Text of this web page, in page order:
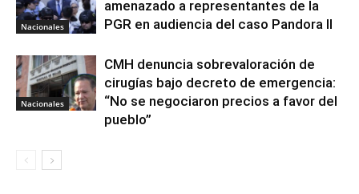
Nacionales
amenazado a representantes de la
PGR en audiencia del caso Pandora II
Nacionales
CMH denuncia sobrevaloración de
cirugías bajo decreto de emergencia:
“No se negociaron precios a favor del
pueblo”